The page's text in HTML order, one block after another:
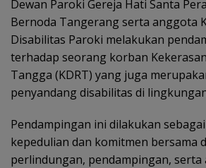
Dewan Paroki Gereja Hati Santa
Bernoda Tangerang serta anggota
Disabilitas Paroki melakukan
terhadap seorang korban
Tangga (KDRT) yang juga
penyandang disabilitas di
Pendampingan ini dilakukan
kepedulian dan komitmen bersama
perlindungan, pendampingan, serta